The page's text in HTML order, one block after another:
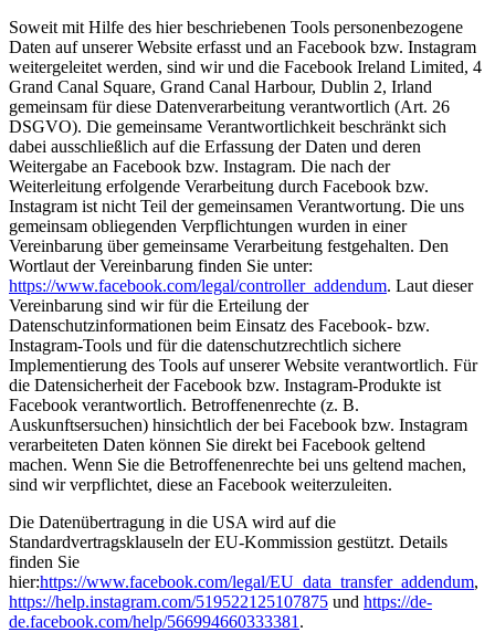
Soweit mit Hilfe des hier beschriebenen Tools personenbezogene
Daten auf unserer Website erfasst und an Facebook bzw. Instagram
weitergeleitet werden, sind wir und die Facebook Ireland Limited, 4
Grand Canal Square, Grand Canal Harbour, Dublin 2, Irland
gemeinsam für diese Datenverarbeitung verantwortlich (Art. 26
DSGVO). Die gemeinsame Verantwortlichkeit beschränkt sich
dabei ausschließlich auf die Erfassung der Daten und deren
Weitergabe an Facebook bzw. Instagram. Die nach der
Weiterleitung erfolgende Verarbeitung durch Facebook bzw.
Instagram ist nicht Teil der gemeinsamen Verantwortung. Die uns
gemeinsam obliegenden Verpflichtungen wurden in einer
Vereinbarung über gemeinsame Verarbeitung festgehalten. Den
Wortlaut der Vereinbarung finden Sie unter:
https://www.facebook.com/legal/controller_addendum. Laut dieser
Vereinbarung sind wir für die Erteilung der
Datenschutzinformationen beim Einsatz des Facebook- bzw.
Instagram-Tools und für die datenschutzrechtlich sichere
Implementierung des Tools auf unserer Website verantwortlich. Für
die Datensicherheit der Facebook bzw. Instagram-Produkte ist
Facebook verantwortlich. Betroffenenrechte (z. B.
Auskunftsersuchen) hinsichtlich der bei Facebook bzw. Instagram
verarbeiteten Daten können Sie direkt bei Facebook geltend
machen. Wenn Sie die Betroffenenrechte bei uns geltend machen,
sind wir verpflichtet, diese an Facebook weiterzuleiten.
Die Datenübertragung in die USA wird auf die
Standardvertragsklauseln der EU-Kommission gestützt. Details
finden Sie
hier:https://www.facebook.com/legal/EU_data_transfer_addendum,
https://help.instagram.com/519522125107875 und https://de-
de.facebook.com/help/566994660333381 .